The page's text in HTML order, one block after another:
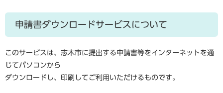
申請書ダウンロードサービスについて
このサービスは、志木市に提出する申請書等をインターネットを通
じてパソコンから
ダウンロードし、印刷してご利用いただけるものです。